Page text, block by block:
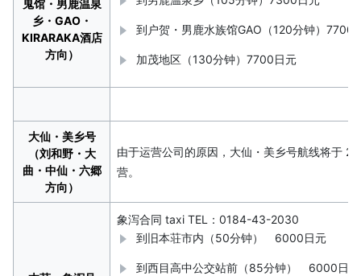
鬼馆・男鹿温泉
乡・GAO・
KIRARAKA酒店
方向）
到户贺・男鹿水族馆GAO（120分钟）7700
加茂地区（130分钟）7700日元
大仙・美乡号
（刘和野・大
曲・中仙・六郷
方向）
由于运营公司的原因，大仙・美乡号航线将于
营。
象泻合同 taxi TEL：0184-43-2030
到旧本荘市内（50分钟） 6000日元
到西目高中公交站前（85分钟） 6000日元